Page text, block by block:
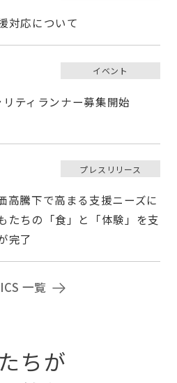
対応について
イベント
ティランナー募集開始
プレスリリース
高騰下で高まる支援ニーズに
ちの「食」と「体験」を支
完了
一覧
ちが